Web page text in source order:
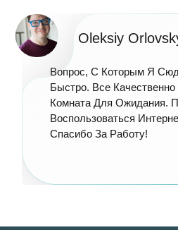
Oleksiy
Вопрос, С Которым Я
Быстро. Все
Комната Для Ожидания.
Воспользоваться
Спасибо За Работу!